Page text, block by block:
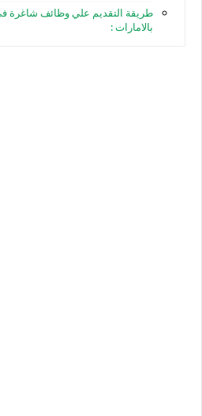
طريقة التقديم علي وظائف شاغرة
بالامارات :